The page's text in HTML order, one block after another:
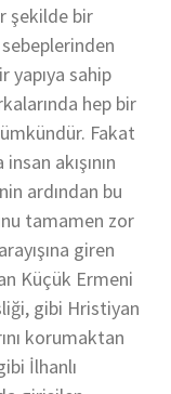
şekilde bir
yapıya sahip
hep bir
Fakat
akışının
ardından bu
tamamen zor
giren
Küçük Ermeni
gibi Hristiyan
korumaktan
İlhanlı